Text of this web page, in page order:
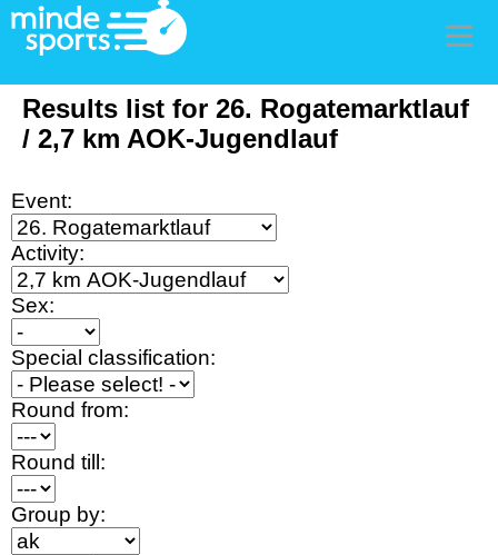
Results list for 26. Rogatemarktlauf
/ 2,7 km AOK-Jugendlauf
Event:
Activity:
Sex:
Special classification:
Round from:
Round till:
Group by: